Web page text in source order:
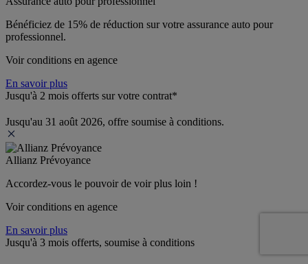
Bénéficiez de 15% de réduction sur votre assurance auto pour
professionnel.
Voir conditions en agence
En savoir plus
Jusqu'à 2 mois offerts sur votre contrat*
Jusqu'au 31 août 2026, offre soumise à conditions.
Allianz Prévoyance
Accordez-vous le pouvoir de voir plus loin !
Voir conditions en agence
En savoir plus
Jusqu'à 3 mois offerts, soumise à conditions